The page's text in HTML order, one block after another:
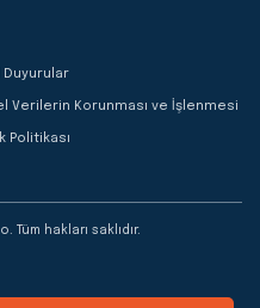
Duyurular
Verilerin Korunması ve İşlenmesi
Politikası
Tüm hakları saklıdır.